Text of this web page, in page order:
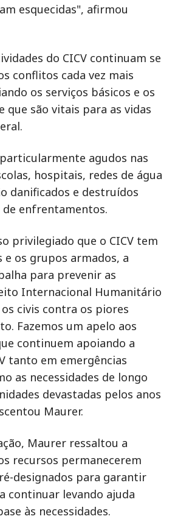
esquecidas", afirmou
do CICV continuam se
conflitos cada vez mais
os serviços básicos e os
que são vitais para as vidas
agudos nas
hospitais, redes de água
danificados e destruídos
enfrentamentos.
privilegiado que o CICV tem
os grupos armados, a
para prevenir as
Internacional Humanitário
civis contra os piores
Fazemos um apelo aos
continuem apoiando a
tanto em emergências
as necessidades de longo
devastadas pelos anos
Maurer.
Maurer ressaltou a
recursos permanecerem
designados para garantir
continuar levando ajuda
às necessidades.